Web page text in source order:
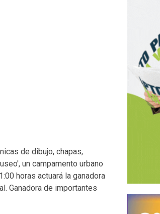
de dibujo, chapas,
un campamento urbano
horas actuará la ganadora
Ganadora de importantes